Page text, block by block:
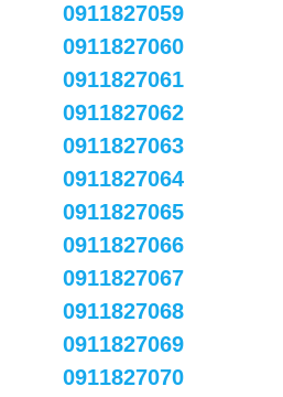
0911827059
0911827060
0911827061
0911827062
0911827063
0911827064
0911827065
0911827066
0911827067
0911827068
0911827069
0911827070